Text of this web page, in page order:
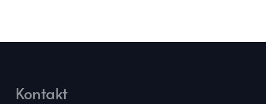
Kontakt